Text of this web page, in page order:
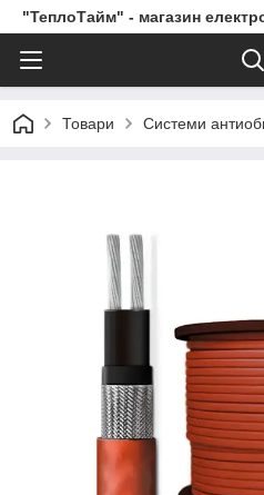
"ТеплоТайм" - магазин
Товари Системи